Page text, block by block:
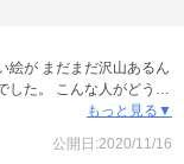
が まだまだ沢山あるん
た。 こんな人がどうし
アニメ化しても受けると
これ読んでる間は、無駄
した。 面白いお話ほ
もっと見る▼
公開日:2020/11/16